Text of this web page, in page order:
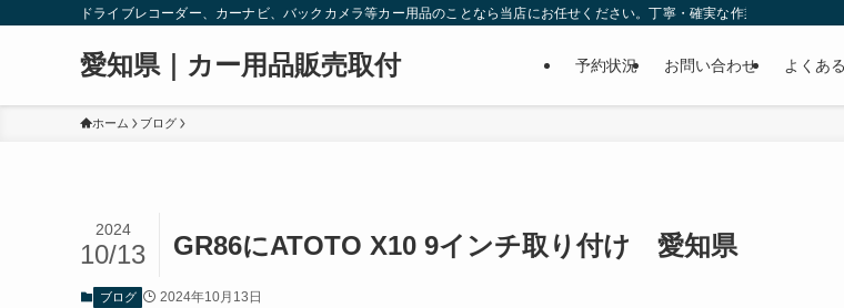
ドライブレコーダー、カーナビ、バックカメラ等カー用品のことなら当店にお任せください。丁寧・確実な作業で個人様
愛知県｜カー用品販売取付 予約状況 お問い合わせ よくあ
ホーム ブログ
GR86にATOTO X10 9インチ取り付け 愛知県
2024
10/13
ブログ 2024年10月13日